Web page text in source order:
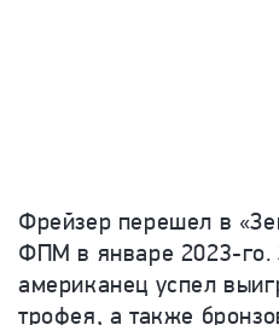
Фрейзер перешел в
ФПМ в январе 2023-го.
американец успел
трофея, а также